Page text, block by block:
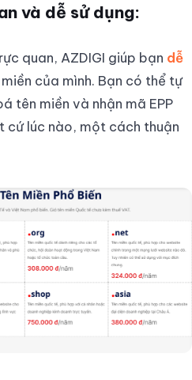
và dễ sử dụng:
quan, AZDIGI giúp bạn dễ
của mình. Bạn có thể tự
tên miền và nhận mã EPP
cứ lúc nào, một cách thuận